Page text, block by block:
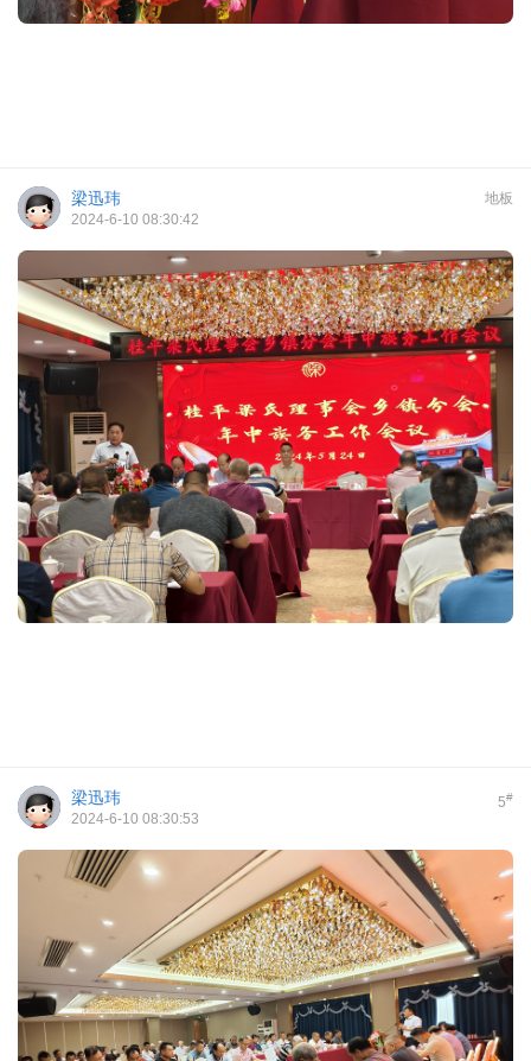
地板
梁迅玮
2024-6-10 08:30:42
5#
梁迅玮
2024-6-10 08:30:53